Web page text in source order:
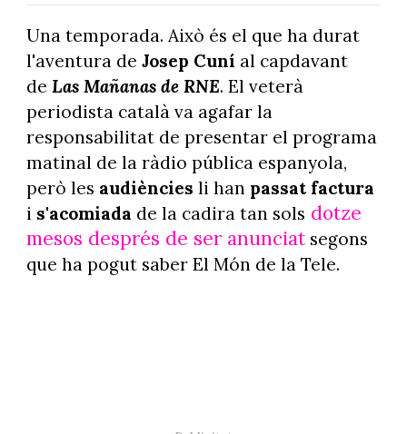
Una temporada. Això és el que ha durat
l'aventura de Josep Cuní al capdavant
de Las Mañanas de RNE. El veterà
periodista català va agafar la
responsabilitat de presentar el programa
matinal de la ràdio pública espanyola,
però les audiències li han passat factura
i s'acomiada de la cadira tan sols dotze
mesos després de ser anunciatsegons
que ha pogut saber El Món de la Tele.